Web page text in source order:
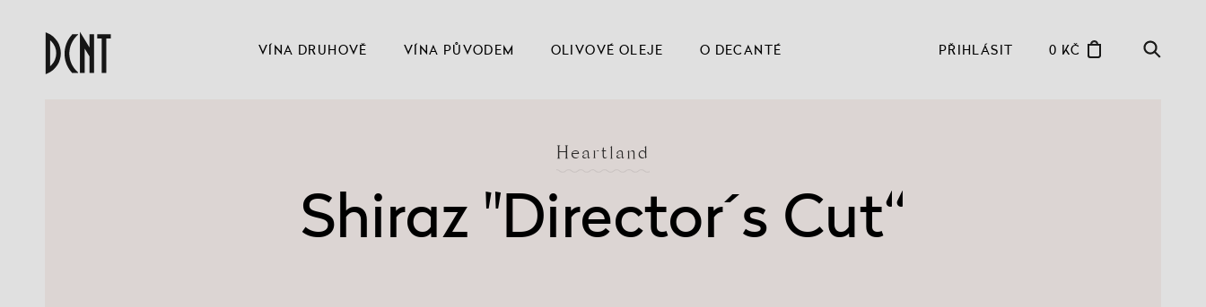
VÍNA DRUHOVĚ VÍNA PŮVODEM OLIVOVÉ OLEJE O DECANTÉ PŘIHLÁSIT 0 KČ
Heartland
Shiraz "Director´s Cut“